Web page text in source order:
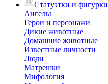
Статуэтки и фигурки
Ангелы
Герои и персонажи
Дикие животные
Домашние животные
Известные личности
Люди
Матрешки
Мифология